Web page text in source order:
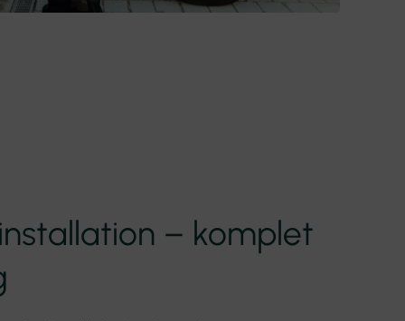
– komplet